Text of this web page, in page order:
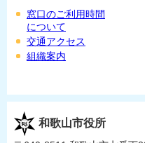
窓口のご利用時間
について
交通アクセス
組織案内
和歌山市役所